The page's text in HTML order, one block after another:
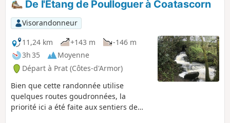
agricole et l'élevage bovin que l'on peut
rencontrer au cours de cette marche.
De l'Étang de Poulloguer à Coatascorn
Visorandonneur
11,24 km
+143 m
-146 m
3h 35
Moyenne
Départ à Prat (Côtes-d'Armor)
Bien que cette randonnée utilise
quelques routes goudronnées, la
priorité ici a été faite aux sentiers de